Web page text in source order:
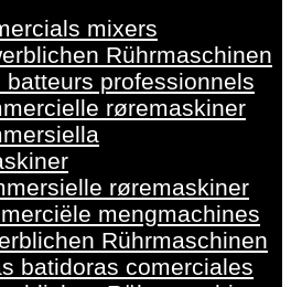
mixers
Rührmaschinen
batteurs professionnels
røremaskiner
røremaskiner
mengmachines
Rührmaschinen
batidoras comerciales